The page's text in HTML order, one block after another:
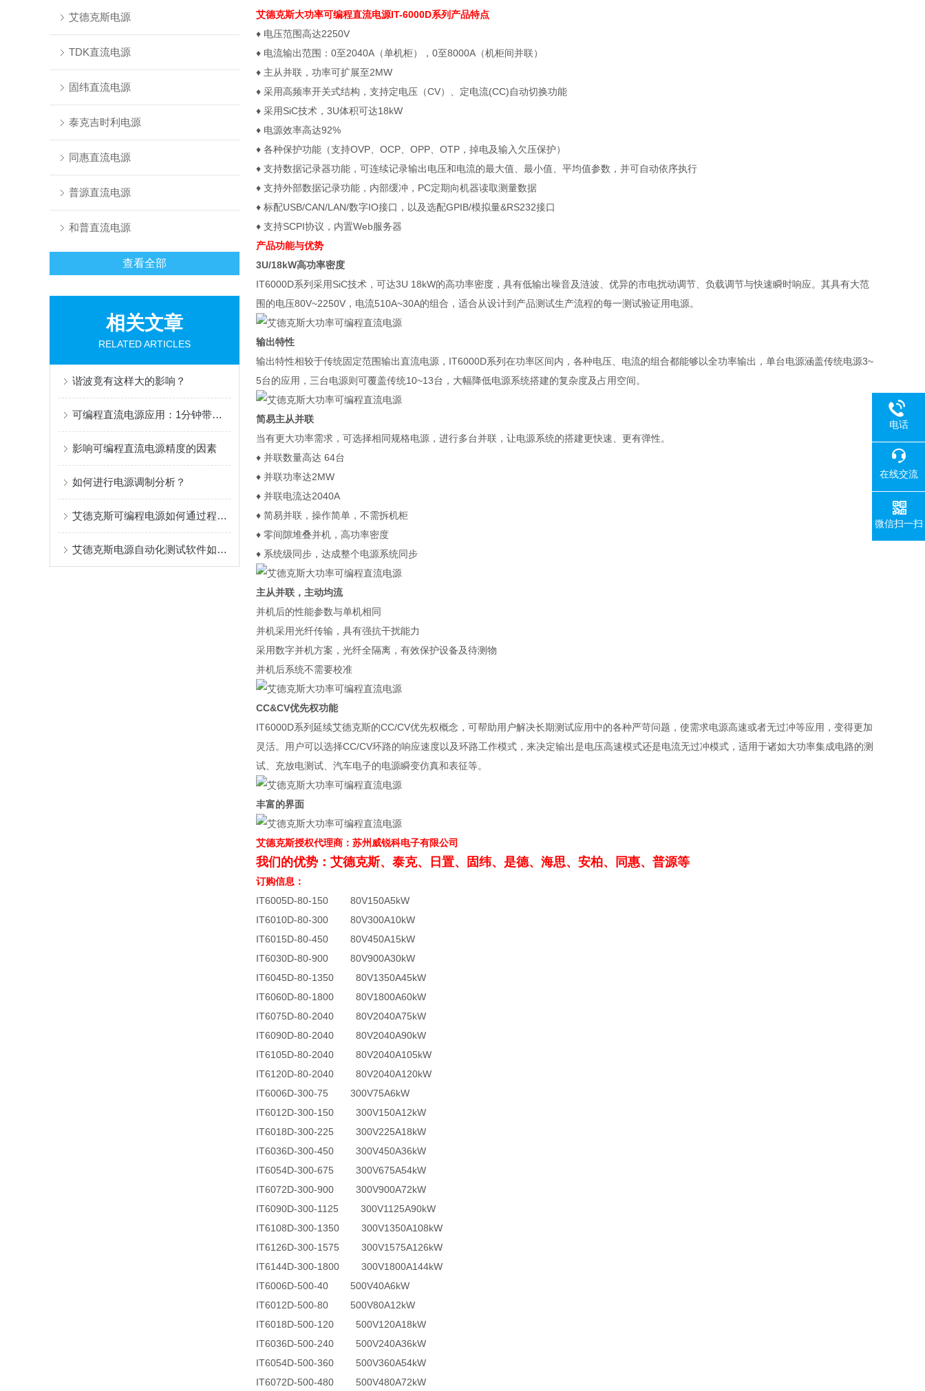
艾德克斯电源
TDK直流电源
固纬直流电源
泰克吉时利电源
同惠直流电源
普源直流电源
和普直流电源
查看全部
相关文章
RELATED ARTICLES
谐波竟有这样大的影响？
可编程直流电源应用：1分钟带你Get Foldback功能
影响可编程直流电源精度的因素
如何进行电源调制分析？
艾德克斯可编程电源如何通过程控软件同步输出？
艾德克斯电源自动化测试软件如何控制电流？
艾德克斯大功率可编程直流电源IT-6000D系列产品特点
♦ 电压范围高达2250V
♦ 电流输出范围：0至2040A（单机柜），0至8000A（机柜间并联）
♦ 主从并联，功率可扩展至2MW
♦ 采用高频率开关式结构，支持定电压（CV）、定电流(CC)自动切换功能
♦ 采用SiC技术，3U体积可达18kW
♦ 电源效率高达92%
♦ 各种保护功能（支持OVP、OCP、OPP、OTP，掉电及输入欠压保护）
♦ 支持数据记录器功能，可连续记录输出电压和电流的最大值、最小值、平均值参数，并可自动依序执行
♦ 支持外部数据记录功能，内部缓冲，PC定期向机器读取测量数据
♦ 标配USB/CAN/LAN/数字IO接口，以及选配GPIB/模拟量&RS232接口
♦ 支持SCPI协议，内置Web服务器
产品功能与优势
3U/18kW高功率密度
IT6000D系列采用SiC技术，可达3U 18kW的高功率密度，具有低输出噪音及涟波、优异的市电扰动调节、负载调节与快速瞬时响应。其具有大范
围的电压80V~2250V，电流510A~30A的组合，适合从设计到产品测试生产流程的每一测试验证用电源。
输出特性
输出特性相较于传统固定范围输出直流电源，IT6000D系列在功率区间内，各种电压、电流的组合都能够以全功率输出，单台电源涵盖传统电源3~
5台的应用，三台电源则可覆盖传统10~13台，大幅降低电源系统搭建的复杂度及占用空间。
简易主从并联
当有更大功率需求，可选择相同规格电源，进行多台并联，让电源系统的搭建更快速、更有弹性。
♦ 并联数量高达 64台
♦ 并联功率达2MW
♦ 并联电流达2040A
♦ 简易并联，操作简单，不需拆机柜
♦ 零间隙堆叠并机，高功率密度
♦ 系统级同步，达成整个电源系统同步
主从并联，主动均流
并机后的性能参数与单机相同
并机采用光纤传输，具有强抗干扰能力
采用数字并机方案，光纤全隔离，有效保护设备及待测物
并机后系统不需要校准
CC&CV优先权功能
IT6000D系列延续艾德克斯的CC/CV优先权概念，可帮助用户解决长期测试应用中的各种严苛问题，使需求电源高速或者无过冲等应用，变得更加
灵活。用户可以选择CC/CV环路的响应速度以及环路工作模式，来决定输出是电压高速模式还是电流无过冲模式，适用于诸如大功率集成电路的测
试、充放电测试、汽车电子的电源瞬变仿真和表征等。
丰富的界面
艾德克斯授权代理商：苏州威锐科电子有限公司
我们的优势：艾德克斯、泰克、日置、固纬、是德、海思、安柏、同惠、普源等
订购信息：
IT6005D-80-150 80V150A5kW
IT6010D-80-300 80V300A10kW
IT6015D-80-450 80V450A15kW
IT6030D-80-900 80V900A30kW
IT6045D-80-1350 80V1350A45kW
IT6060D-80-1800 80V1800A60kW
IT6075D-80-2040 80V2040A75kW
IT6090D-80-2040 80V2040A90kW
IT6105D-80-2040 80V2040A105kW
IT6120D-80-2040 80V2040A120kW
IT6006D-300-75 300V75A6kW
IT6012D-300-150 300V150A12kW
IT6018D-300-225 300V225A18kW
IT6036D-300-450 300V450A36kW
IT6054D-300-675 300V675A54kW
IT6072D-300-900 300V900A72kW
IT6090D-300-1125 300V1125A90kW
IT6108D-300-1350 300V1350A108kW
IT6126D-300-1575 300V1575A126kW
IT6144D-300-1800 300V1800A144kW
IT6006D-500-40 500V40A6kW
IT6012D-500-80 500V80A12kW
IT6018D-500-120 500V120A18kW
IT6036D-500-240 500V240A36kW
IT6054D-500-360 500V360A54kW
IT6072D-500-480 500V480A72kW
电话
在线交流
微信扫一扫